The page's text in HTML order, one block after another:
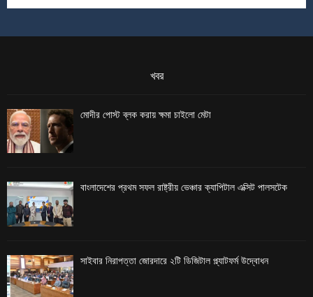
খবর
মোদীর পোস্ট ব্লক করায় ক্ষমা চাইলো মেটা
বাংলাদেশের প্রথম সফল রাষ্ট্রীয় ভেঞ্চার ক্যাপিটাল এক্সিট পালসটেক
সাইবার নিরাপত্তা জোরদারে ২টি ডিজিটাল প্ল্যাটফর্ম উদ্বোধন